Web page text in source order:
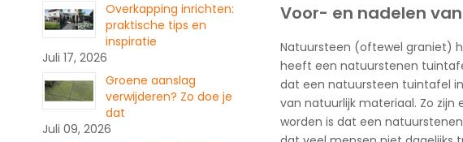
Voor- en nadelen
Natuursteen (oftewel graniet)
heeft een natuurstenen
dat een natuursteen tuintafel
van natuurlijk materiaal. Zo
worden is dat een
Overkapping inrichten:
praktische tips en
inspiratie
Juli 17, 2026
Groene aanslag
verwijderen? Zo doe je
dat
Juli 09, 2026